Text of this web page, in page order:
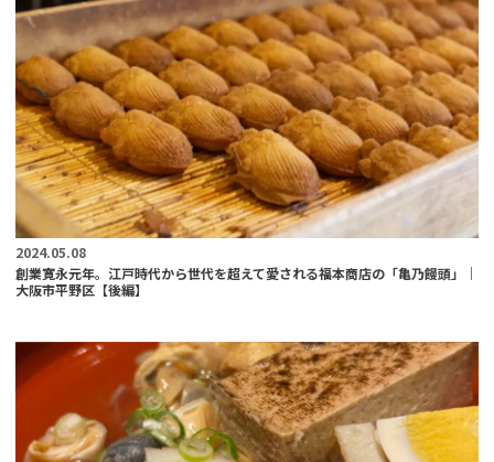
2024.05.08
創業寛永元年。江戸時代から世代を超えて愛される福本商店の「亀乃饅頭」｜
大阪市平野区【後編】